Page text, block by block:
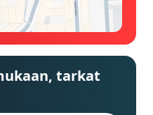
tarkat